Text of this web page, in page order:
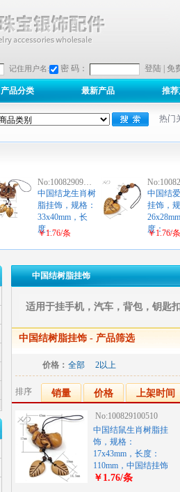
记住用户名: 密 码： 登陆 免
产品分类 最新产品 推
热门
No:10082909…
中国结龙生肖树
脂挂饰，规格：
33x40mm，长
度…
￥1.76/条
中国结
挂饰，
度：…
￥1.76/条
中国结树脂挂饰
适用于挂手机，汽车，背包，钥
中国结树脂挂饰 - 产品筛选
价格： 全部 2以上
排序 销量 价格 上架时间
No:100829100510
中国结鼠生肖树脂挂
饰，规格：
17x43mm，长度：
110mm，中国结挂饰
￥1.76/条